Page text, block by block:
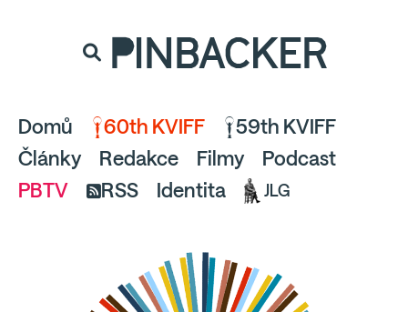
a pusťte se do čtení.
PINBACKER
Domů 60th KVIFF
59th KVIFF
Články
Redakce Filmy
Podcast
PBTV
RSS Identita JLG